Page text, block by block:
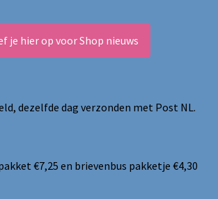
je hier op voor Shop nieuws
dezelfde dag verzonden met Post NL.
€7,25 en brievenbus pakketje €4,30